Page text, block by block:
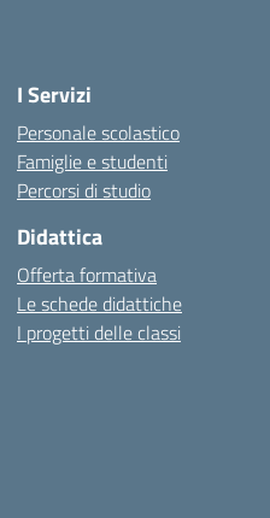
I Servizi
Personale scolastico
Famiglie e studenti
Percorsi di studio
Didattica
Offerta formativa
Le schede didattiche
I progetti delle classi